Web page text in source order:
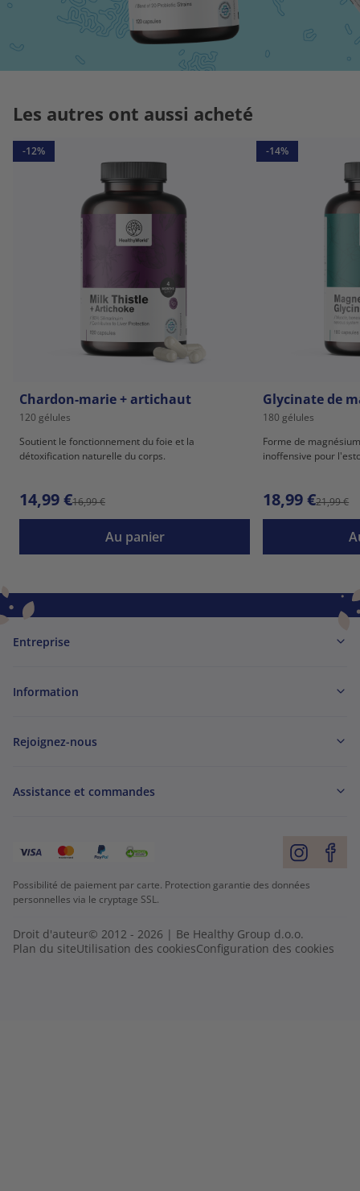
Les autres ont aussi acheté
-12%
Chardon-marie + artichaut
120 gélules
Soutient le fonctionnement du foie et la
détoxification naturelle du corps.
14,99 €16,99 €
Au panier
-14%
Glycinate de
180 gélules
Forme de
inoffensive pour
18,99 €21,99 €
Entreprise
Information
Rejoignez-nous
Assistance et commandes
Possibilité de paiement par carte. Protection garantie des données
personnelles via le cryptage SSL.
Droit d'auteur© 2012 - 2026 | Be Healthy Group d.o.o.
Plan du siteUtilisation des cookiesConfiguration des cookies